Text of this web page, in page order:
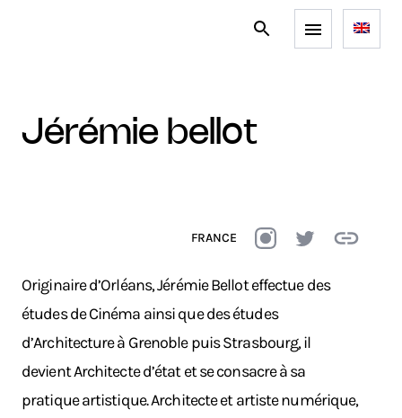
jérémie bellot
FRANCE
Originaire d’Orléans, Jérémie Bellot effectue des
études de Cinéma ainsi que des études
d’Architecture à Grenoble puis Strasbourg, il
devient Architecte d’état et se consacre à sa
pratique artistique. Architecte et artiste numérique,